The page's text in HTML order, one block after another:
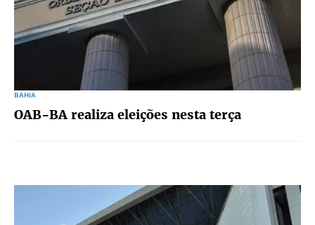
BAHIA
OAB-BA realiza eleições nesta terça